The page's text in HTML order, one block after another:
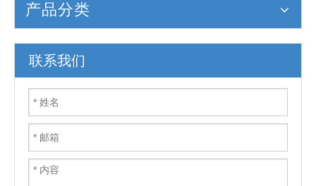
产品分类
联系我们